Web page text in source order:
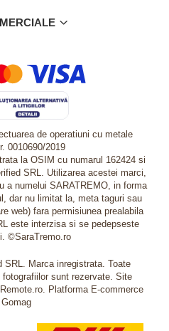
de operatiuni cu metale
0010690/2019
la OSIM cu numarul 162424 si
SRL. Utilizarea acestei marci,
a numelui SARATREMO, in forma
dar nu limitat la, meta taguri sau
web) fara permisiunea prealabila
este interzisa si se pedepseste
©SaraTremo.ro
SRL. Marca inregistrata. Toate
sunt rezervate. Site
Platforma E-commerce
Gomag